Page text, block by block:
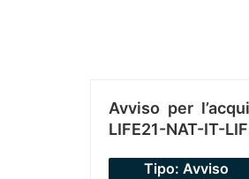
Avviso per
LIFE21-NAT-IT-
Tipo: Avviso